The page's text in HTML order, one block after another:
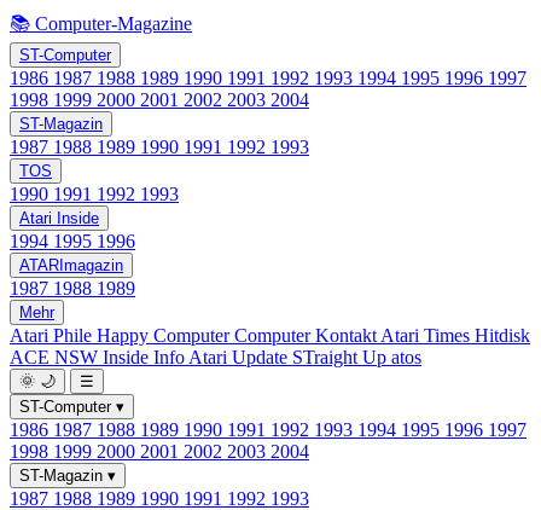
📚 Computer-Magazine
ST-Computer
1986 1987 1988 1989 1990 1991 1992 1993 1994 1995 1996 1997
1998 1999 2000 2001 2002 2003 2004
ST-Magazin
1987 1988 1989 1990 1991 1992 1993
TOS
1990 1991 1992 1993
Atari Inside
1994 1995 1996
ATARImagazin
1987 1988 1989
Mehr
Atari Phile Happy ComputerComputer Kontakt Atari Times Hitdisk
ACE NSW Inside Info Atari Update STraight Up atos
🌞 🌙
☰
ST-Computer ▾
1986 1987 1988 1989 1990 1991 1992 1993 1994 1995 1996 1997
1998 1999 2000 2001 2002 2003 2004
ST-Magazin ▾
1987 1988 1989 1990 1991 1992 1993